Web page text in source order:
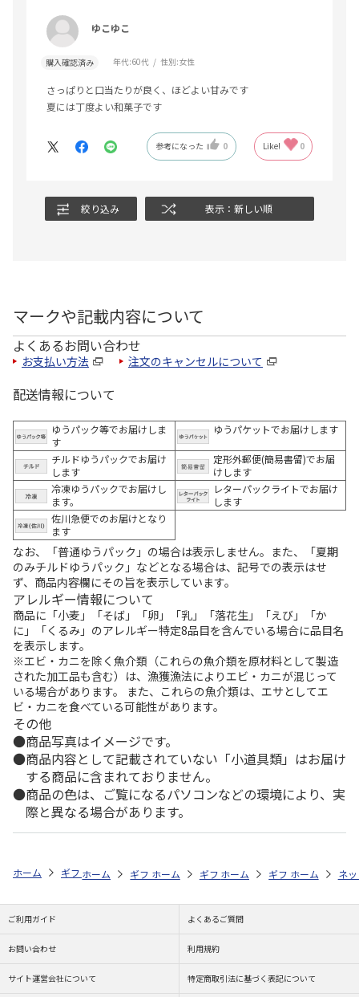
ゆこゆこ
購入確認済み 年代:60代 性別:女性
さっぱりと口当たりが良く、ほどよい甘みです
夏には丁度よい和菓子です
参考になった 0 Like! 0
絞り込み 表示：新しい順
マークや記載内容について
よくあるお問い合わせ
お支払い方法 注文のキャンセルについて
配送情報について
ゆうパック等でお届けしま
す
ゆうパケットでお届けします
チルドゆうパックでお届け
します
定形外郵便(簡易書留)でお届
けします
冷凍ゆうパックでお届けし
ます。
レターパックライトでお届け
します
佐川急便でのお届けとなり
ます
なお、「普通ゆうパック」の場合は表示しません。また、「夏期
のみチルドゆうパック」などとなる場合は、記号での表示はせ
ず、商品内容欄にその旨を表示しています。
アレルギー情報について
商品に「小麦」「そば」「卵」「乳」「落花生」「えび」「か
に」「くるみ」のアレルギー特定8品目を含んでいる場合に品目名
を表示します。
※エビ・カニを除く魚介類（これらの魚介類を原材料として製造
された加工品も含む）は、漁獲漁法によりエビ・カニが混じって
いる場合があります。 また、これらの魚介類は、エサとしてエ
ビ・カニを食べている可能性があります。
その他
商品写真はイメージです。
商品内容として記載されていない「小道具類」はお届け
する商品に含まれておりません。
商品の色は、ご覧になるパソコンなどの環境により、実
際と異なる場合があります。
ホーム ギフトストア お中元・夏ギフト特集 2026 お菓子・スイーツ
ホーム ギフトストア お中元・夏ギフト特集 2026
ホーム ギフトストア お中元・夏ギフト
ホーム ギフトストア お
ホーム ネ
ご利用ガイド よくあるご質問
お問い合わせ 利用規約
サイト運営会社について 特定商取引法に基づく表記について